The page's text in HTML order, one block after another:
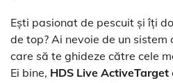
Ești pasionat de pescuit și îți
de top? Ai nevoie de un
care să te ghideze către cele
Ei bine, HDS Live ActiveTarget